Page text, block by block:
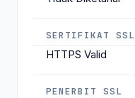
SERTIFIKAT SSL
HTTPS Valid
PENERBIT SSL